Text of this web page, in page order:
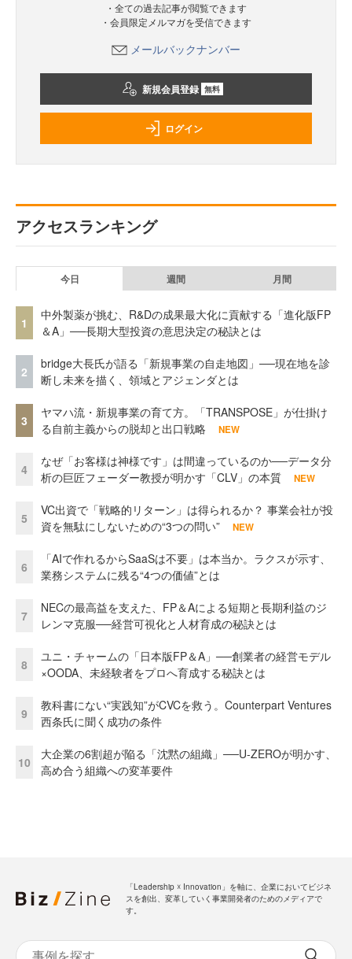
・全ての過去記事が閲覧できます
・会員限定メルマガを受信できます
メールバックナンバー
新規会員登録 無料
ログイン
アクセスランキング
今日 週間 月間
1
中外製薬が挑む、R&Dの成果最大化に貢献する「進化版FP
＆A」──長期大型投資の意思決定の秘訣とは
2
bridge大長氏が語る「新規事業の自走地図」──現在地を診
断し未来を描く、領域とアジェンダとは
3
ヤマハ流・新規事業の育て方。「TRANSPOSE」が仕掛け
る自前主義からの脱却と出口戦略
NEW
4
なぜ「お客様は神様です」は間違っているのか──データ分
析の巨匠フェーダー教授が明かす「CLV」の本質
NEW
5
VC出資で「戦略的リターン」は得られるか？ 事業会社が投
資を無駄にしないための“3つの問い”
NEW
6
「AIで作れるからSaaSは不要」は本当か。ラクスが示す、
業務システムに残る“4つの価値”とは
7
NECの最高益を支えた、FP＆Aによる短期と長期利益のジ
レンマ克服──経営可視化と人材育成の秘訣とは
8
ユニ・チャームの「日本版FP＆A」──創業者の経営モデル
×OODA、未経験者をプロへ育成する秘訣とは
9
教科書にない“実践知”がCVCを救う。Counterpart Ventures
西条氏に聞く成功の条件
10
大企業の6割超が陥る「沈黙の組織」──U-ZEROが明かす、
高め合う組織への変革要件
「Leadership ☓ Innovation」を軸に、企業においてビジネ
スを創出、変革していく事業開発者のためのメディアで
す。